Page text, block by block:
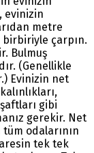
evinizin
metre
çarpın.
Bulmuş
(Genellikle
Evinizin net
gibi
gerekir. Net
odalarının
tek tek